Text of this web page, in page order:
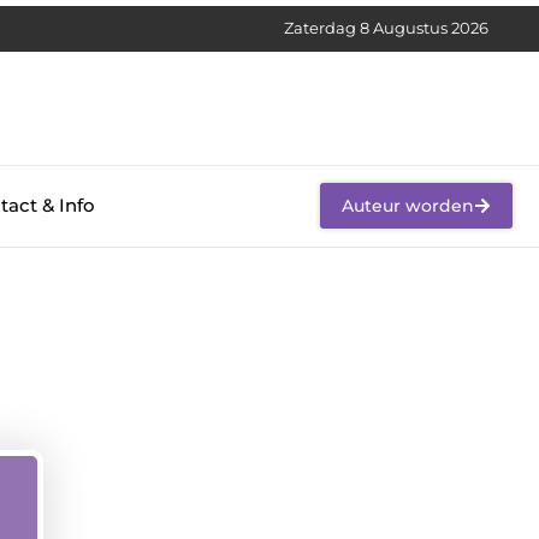
Zaterdag 8 Augustus 2026
& Info Auteur worden